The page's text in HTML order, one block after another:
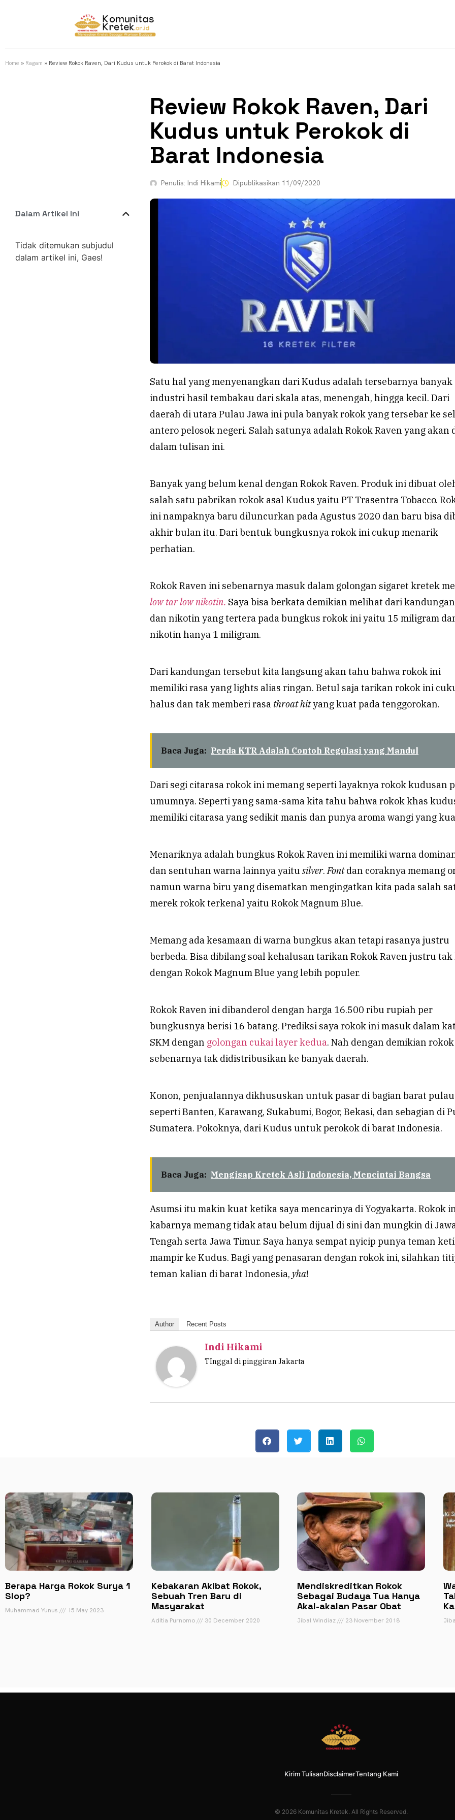
Home » Ragam » Review Rokok Raven, Dari Kudus untuk Perokok di Barat Indonesia
Review Rokok Raven, Dari
Kudus untuk Perokok di
Barat Indonesia
Penulis: Indi Hikami Dipublikasikan 11/09/2020
Dalam Artikel Ini
Tidak ditemukan subjudul
dalam artikel ini, Gaes!
Satu hal yang menyenangkan dari Kudus adalah tersebarnya banyak
industri hasil tembakau dari skala atas, menengah, hingga kecil. Dari
daerah di utara Pulau Jawa ini pula banyak rokok yang tersebar ke
antero pelosok negeri. Salah satunya adalah Rokok Raven yang akan
dalam tulisan ini.
Banyak yang belum kenal dengan Rokok Raven. Produk ini dibuat
salah satu pabrikan rokok asal Kudus yaitu PT Trasentra Tobacco.
ini nampaknya baru diluncurkan pada Agustus 2020 dan baru bisa
akhir bulan itu. Dari bentuk bungkusnya rokok ini cukup menarik
perhatian.
Rokok Raven ini sebenarnya masuk dalam golongan sigaret kretek
low tar low nikotin. Saya bisa berkata demikian melihat dari
dan nikotin yang tertera pada bungkus rokok ini yaitu 15 miligram
nikotin hanya 1 miligram.
Dari kandungan tersebut kita langsung akan tahu bahwa rokok ini
memiliki rasa yang lights alias ringan. Betul saja tarikan rokok ini
halus dan tak memberi rasa throat hityang kuat pada tenggorokan.
Baca Juga: Perda KTR Adalah Contoh Regulasi yang Mandul
Dari segi citarasa rokok ini memang seperti layaknya rokok kudusan
umumnya. Seperti yang sama-sama kita tahu bahwa rokok khas
memiliki citarasa yang sedikit manis dan punya aroma wangi yang
Menariknya adalah bungkus Rokok Raven ini memiliki warna
dan sentuhan warna lainnya yaitu silver.Fontdan coraknya memang
namun warna biru yang disematkan mengingatkan kita pada salah
merek rokok terkenal yaitu Rokok Magnum Blue.
Memang ada kesamaan di warna bungkus akan tetapi rasanya justru
berbeda. Bisa dibilang soal kehalusan tarikan Rokok Raven justru
dengan Rokok Magnum Blue yang lebih populer.
Rokok Raven ini dibanderol dengan harga 16.500 ribu rupiah per
bungkusnya berisi 16 batang. Prediksi saya rokok ini masuk dalam
SKM dengan golongan cukai layer kedua. Nah dengan demikian
sebenarnya tak didistribusikan ke banyak daerah.
Konon, penjualannya dikhususkan untuk pasar di bagian barat pulau
seperti Banten, Karawang, Sukabumi, Bogor, Bekasi, dan sebagian di
Sumatera. Pokoknya, dari Kudus untuk perokok di barat Indonesia.
Baca Juga: Mengisap Kretek Asli Indonesia, Mencintai Bangsa
Asumsi itu makin kuat ketika saya mencarinya di Yogyakarta. Rokok
kabarnya memang tidak atau belum dijual di sini dan mungkin di
Tengah serta Jawa Timur. Saya hanya sempat nyicip punya teman
mampir ke Kudus. Bagi yang penasaran dengan rokok ini, silahkan
teman kalian di barat Indonesia, yha!
Author Recent Posts
Indi Hikami
TInggal di pinggiran Jakarta
Berapa Harga Rokok Surya 1
Slop?
Muhammad Yunus 15 May 2023
Kebakaran Akibat Rokok,
Sebuah Tren Baru di
Masyarakat
Aditia Purnomo 30 December 2020
Mendiskreditkan Rokok
Sebagai Budaya Tua Hanya
Akal-akalan Pasar Obat
Jibal Windiaz 23 November 2018
Kirim TulisanDisclaimerTentang Kami
© 2026 Komunitas Kretek. All Rights Reserved.